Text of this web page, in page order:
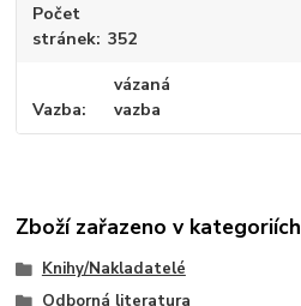
Počet
stránek 352
Vazba
vázaná
vazba
Zboží zařazeno v kategoriích
Knihy/Nakladatelé
Odborná literatura